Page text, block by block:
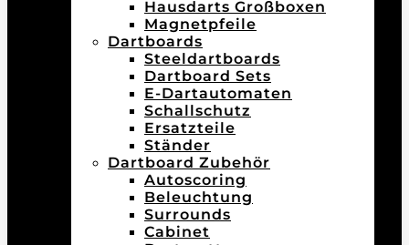
Hausdarts Großboxen
Magnetpfeile
Dartboards
Steeldartboards
Dartboard Sets
E-Dartautomaten
Schallschutz
Ersatzteile
Ständer
Dartboard Zubehör
Autoscoring
Beleuchtung
Surrounds
Cabinet